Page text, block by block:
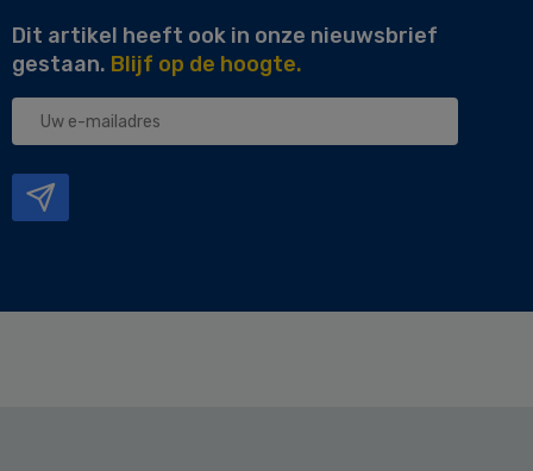
Dit artikel heeft ook in onze nieuwsbrief
gestaan. Blijf op de hoogte.
Uw